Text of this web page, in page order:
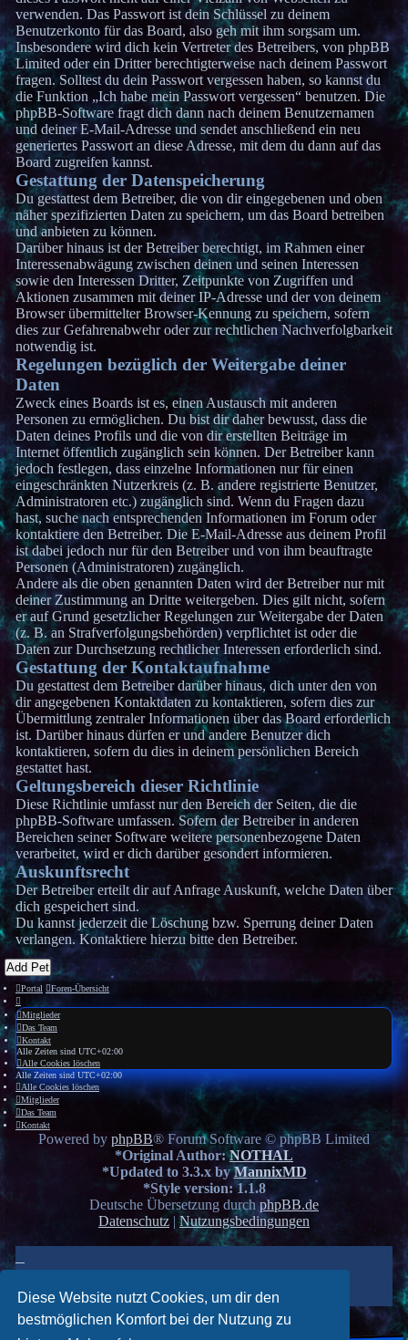
Diese Website nutzt Cookies, um dir den
bestmöglichen Komfort bei der Nutzung zu
verwenden. Das Passwort ist dein Schlüssel zu deinem
Benutzerkonto für das Board, also geh mit ihm sorgsam um.
Insbesondere wird dich kein Vertreter des Betreibers, von phpBB
Limited oder ein Dritter berechtigterweise nach deinem Passwort
fragen. Solltest du dein Passwort vergessen haben, so kannst du
die Funktion „Ich habe mein Passwort vergessen“ benutzen. Die
phpBB-Software fragt dich dann nach deinem Benutzernamen
und deiner E-Mail-Adresse und sendet anschließend ein neu
generiertes Passwort an diese Adresse, mit dem du dann auf das
Board zugreifen kannst.
Gestattung der Datenspeicherung
Du gestattest dem Betreiber, die von dir eingegebenen und oben
näher spezifizierten Daten zu speichern, um das Board betreiben
und anbieten zu können.
Darüber hinaus ist der Betreiber berechtigt, im Rahmen einer
Interessenabwägung zwischen deinen und seinen Interessen
sowie den Interessen Dritter, Zeitpunkte von Zugriffen und
Aktionen zusammen mit deiner IP-Adresse und der von deinem
Browser übermittelter Browser-Kennung zu speichern, sofern
dies zur Gefahrenabwehr oder zur rechtlichen Nachverfolgbarkeit
notwendig ist.
Regelungen bezüglich der Weitergabe deiner
Daten
Zweck eines Boards ist es, einen Austausch mit anderen
Personen zu ermöglichen. Du bist dir daher bewusst, dass die
Daten deines Profils und die von dir erstellten Beiträge im
Internet öffentlich zugänglich sein können. Der Betreiber kann
jedoch festlegen, dass einzelne Informationen nur für einen
eingeschränkten Nutzerkreis (z. B. andere registrierte Benutzer,
Administratoren etc.) zugänglich sind. Wenn du Fragen dazu
hast, suche nach entsprechenden Informationen im Forum oder
kontaktiere den Betreiber. Die E-Mail-Adresse aus deinem Profil
ist dabei jedoch nur für den Betreiber und von ihm beauftragte
Personen (Administratoren) zugänglich.
Andere als die oben genannten Daten wird der Betreiber nur mit
deiner Zustimmung an Dritte weitergeben. Dies gilt nicht, sofern
er auf Grund gesetzlicher Regelungen zur Weitergabe der Daten
(z. B. an Strafverfolgungsbehörden) verpflichtet ist oder die
Daten zur Durchsetzung rechtlicher Interessen erforderlich sind.
Gestattung der Kontaktaufnahme
Du gestattest dem Betreiber darüber hinaus, dich unter den von
dir angegebenen Kontaktdaten zu kontaktieren, sofern dies zur
Übermittlung zentraler Informationen über das Board erforderlich
ist. Darüber hinaus dürfen er und andere Benutzer dich
kontaktieren, sofern du dies in deinem persönlichen Bereich
gestattet hast.
Geltungsbereich dieser Richtlinie
Diese Richtlinie umfasst nur den Bereich der Seiten, die die
phpBB-Software umfassen. Sofern der Betreiber in anderen
Bereichen seiner Software weitere personenbezogene Daten
verarbeitet, wird er dich darüber gesondert informieren.
Auskunftsrecht
Der Betreiber erteilt dir auf Anfrage Auskunft, welche Daten über
dich gespeichert sind.
Du kannst jederzeit die Löschung bzw. Sperrung deiner Daten
verlangen. Kontaktiere hierzu bitte den Betreiber.
Add Pet
Portal Foren-Übersicht
Mitglieder
Das Team
Kontakt
Alle Zeiten sind UTC+02:00
Alle Cookies löschen
Alle Zeiten sindUTC+02:00
Alle Cookies löschen
Mitglieder
Das Team
Kontakt
Powered by phpBB® Forum Software © phpBB Limited
*Original Author:NOTHAL
*Updated to 3.3.x byMannixMD
*Style version: 1.1.8
Deutsche Übersetzung durchphpBB.de
Datenschutz | Nutzungsbedingungen